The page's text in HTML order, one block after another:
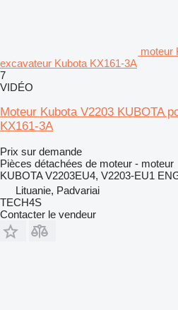
moteur
excavateur Kubota KX161-3A
7
VIDÉO
Moteur Kubota V2203 KUBOTA
KX161-3A
Prix sur demande
Pièces détachées de moteur - moteur
KUBOTA V2203EU4, V2203-EU1
Lituanie, Padvariai
TECH4S
Contacter le vendeur